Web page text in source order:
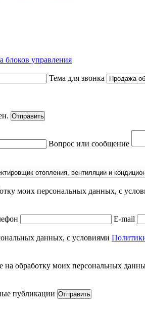
блоков управления
Тема для звонка
Отправить
Вопрос или сообщение
моих персональных данных, с
E-mail
данных, с условиями
на обработку моих персональных
публикации Отправить